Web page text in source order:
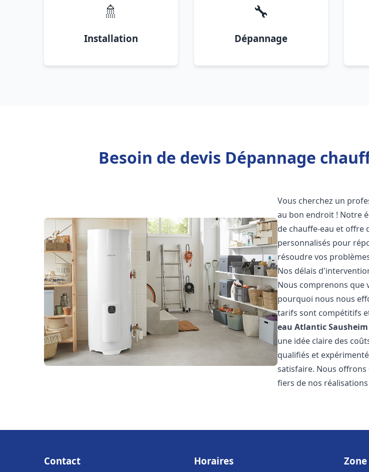
🚿
Installation
🔧
Dépannage
Besoin de devis Dépannage
Vous cherchez un
au bon endroit ! Notre
de chauffe-eau et offre
personnalisés pour
résoudre vos
Nos délais
Nous comprenons que
pourquoi nous nous
tarifs sont compétitifs
eau AtlanticSausheim
une idée claire des
qualifiés et
satisfaire. Nous offrons
fiers de nos
Contact Horaires